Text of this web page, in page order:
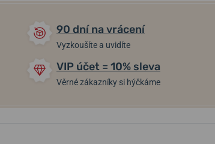
90 dní na vrácení
Vyzkoušíte a uvidíte
VIP účet = 10% sleva
Věrné zákazníky si hýčkáme